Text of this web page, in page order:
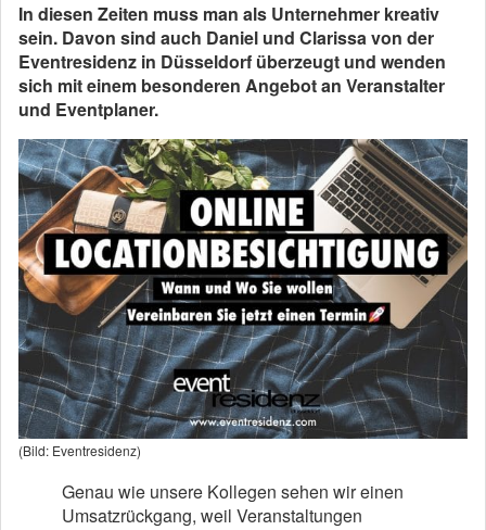
In diesen Zeiten muss man als Unternehmer kreativ
sein. Davon sind auch Daniel und Clarissa von der
Eventresidenz in Düsseldorf überzeugt und wenden
sich mit einem besonderen Angebot an Veranstalter
und Eventplaner.
(Bild: Eventresidenz)
Genau wie unsere Kollegen sehen wir einen
Umsatzrückgang, weil Veranstaltungen